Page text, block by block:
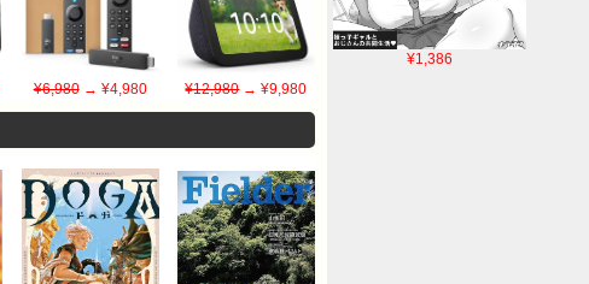
¥1,386
¥6,980→ ¥4,980 ¥12,980→ ¥9,980